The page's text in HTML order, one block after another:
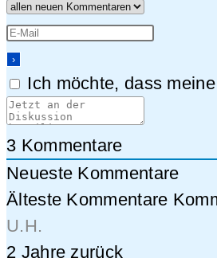
Ich möchte, dass
3 Kommentare
Neueste Kommentare
Älteste Kommentare
U.H.
2 Jahre zurück